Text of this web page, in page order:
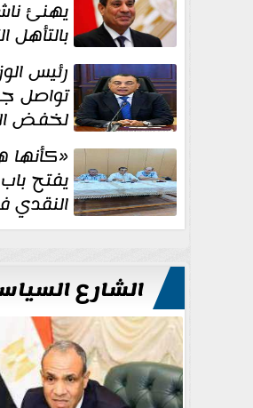
يهنئ
بالتأهل
إلى نصف
كأس العالم رئيس
تواصل
لخفض
الاستقرار الإقليمي
يفتح
النقدي
أدب
الشارع